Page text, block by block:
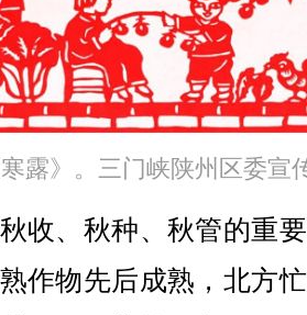
露》。三门峡陕州区委宣
、秋种、秋管的重
作物先后成熟，北方